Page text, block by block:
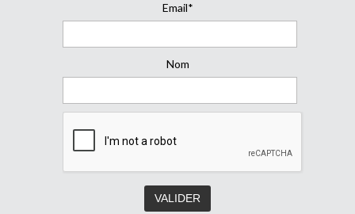
Email*
Nom